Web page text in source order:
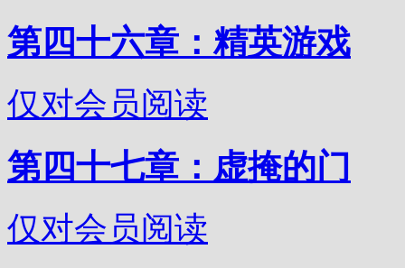
第四十六章：精英游戏
仅对会员阅读
第四十七章：虚掩的门
仅对会员阅读